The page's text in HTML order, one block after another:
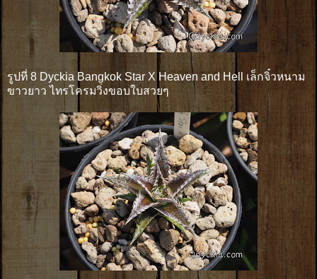
รูปที่ 8 Dyckia Bangkok Star X Heaven and Hell เล็กจิ๋วหนาม
ขาวยาว ไทรโครมวิ่งขอบใบสวยๆ